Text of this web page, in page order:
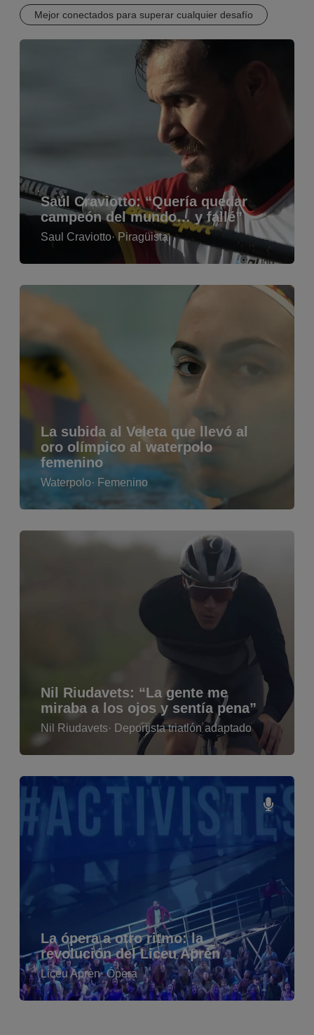
Mejor conectados para superar cualquier desafío
Saúl Craviotto: “Quería quedar
campeón del mundo… y fallé”
Saul Craviotto· Piragüista
La subida al Veleta que llevó al
oro olímpico al waterpolo
femenino
Waterpolo· Femenino
Nil Riudavets: “La gente me
miraba a los ojos y sentía pena”
Nil Riudavets· Deportista triatlón adaptado
La ópera a otro ritmo: la
revolución del Liceu Aprèn
Liceu Aprèn· Ópera